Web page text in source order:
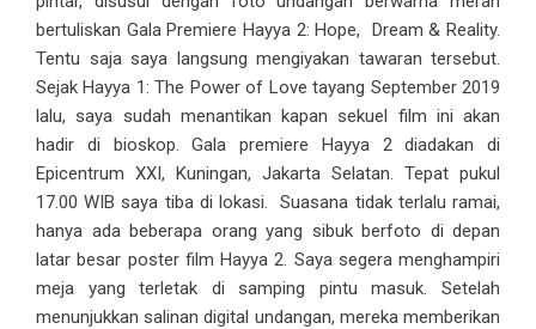
bertuliskan Gala Premiere Hayya 2: Hope, Dream & Reality.
Tentu saja saya langsung mengiyakan tawaran tersebut.
Sejak Hayya 1: The Power of Love tayang September 2019
lalu, saya sudah menantikan kapan sekuel film ini akan
hadir di bioskop. Gala premiere Hayya 2 diadakan di
Epicentrum XXI, Kuningan, Jakarta Selatan. Tepat pukul
17.00 WIB saya tiba di lokasi. Suasana tidak terlalu ramai,
hanya ada beberapa orang yang sibuk berfoto di depan
latar besar poster film Hayya 2. Saya segera menghampiri
meja yang terletak di samping pintu masuk. Setelah
menunjukkan salinan digital undangan, mereka memberikan